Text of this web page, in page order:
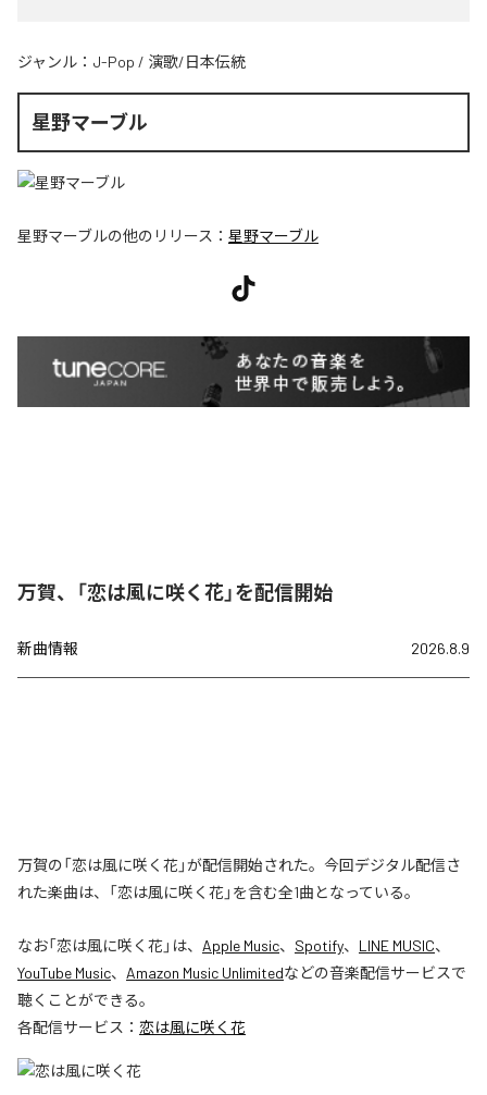
ジャンル： J-Pop / 演歌/日本伝統
星野マーブル
星野マーブルの他のリリース： 星野マーブル
万賀、「恋は風に咲く花」を配信開始
新曲情報 2026.8.9
万賀の「恋は風に咲く花」が配信開始された。今回デジタル配信さ
れた楽曲は、「恋は風に咲く花」を含む全1曲となっている。
なお「恋は風に咲く花」は、 Apple Music、 Spotify、 LINE MUSIC、
YouTube Music、 Amazon Music Unlimitedなどの音楽配信サービスで
聴くことができる。
各配信サービス： 恋は風に咲く花